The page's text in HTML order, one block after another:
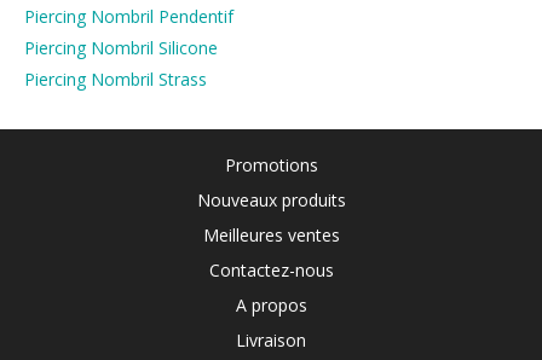
Piercing Nombril Pendentif
Piercing Nombril Silicone
Piercing Nombril Strass
Promotions
Nouveaux produits
Meilleures ventes
Contactez-nous
A propos
Livraison